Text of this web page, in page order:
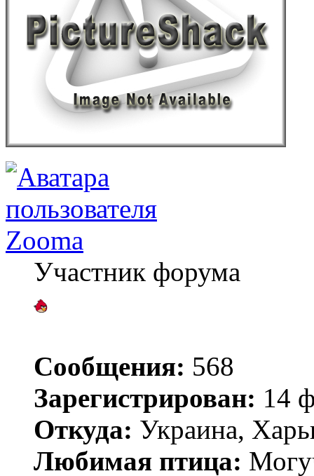
Zooma
Участник форума
Сообщения: 568
Зарегистрирован: 14
Откуда: Украина,
Любимая птица: